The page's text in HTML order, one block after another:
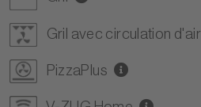
Gril avec circulation d'air
PizzaPlus